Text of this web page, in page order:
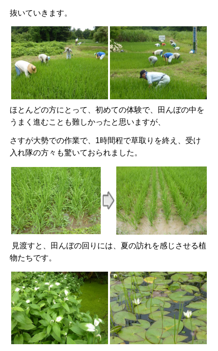
抜いていきます。
ほとんどの方にとって、初めての体験で、田んぼの中を
うまく進むことも難しかったと思いますが、
さすが大勢での作業で、1時間程で草取りを終え、受け
入れ隊の方々も驚いておられました。
見渡すと、田んぼの回りには、夏の訪れを感じさせる植
物たちです。